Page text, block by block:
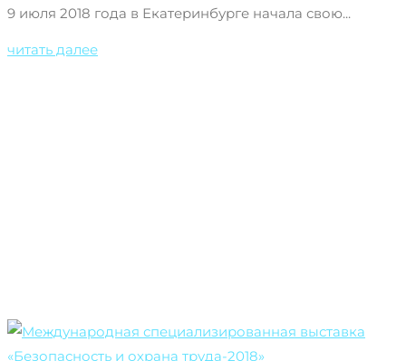
9 июля 2018 года в Екатеринбурге начала свою...
читать далее